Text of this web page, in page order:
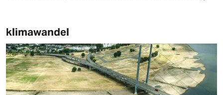
klimawandel